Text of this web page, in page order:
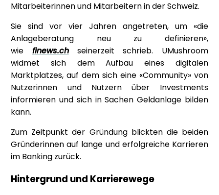
Mitarbeiterinnen und Mitarbeitern in der Schweiz.
Sie sind vor vier Jahren angetreten, um «die
Anlageberatung neu zu definieren»,
wie finews.chseinerzeit schrieb. UMushroom
widmet sich dem Aufbau eines digitalen
Marktplatzes, auf dem sich eine «Community» von
Nutzerinnen und Nutzern über Investments
informieren und sich in Sachen Geldanlage bilden
kann.
Zum Zeitpunkt der Gründung blickten die beiden
Gründerinnen auf lange und erfolgreiche Karrieren
im Banking zurück.
Hintergrund und Karrierewege